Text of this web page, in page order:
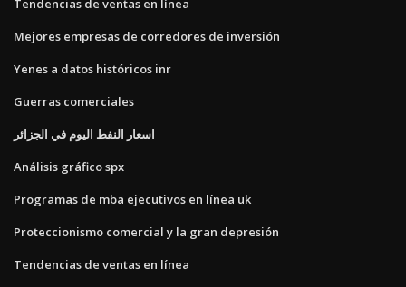
Tendencias de ventas en línea
Mejores empresas de corredores de inversión
Yenes a datos históricos inr
Guerras comerciales
اسعار النفط اليوم في الجزائر
Análisis gráfico spx
Programas de mba ejecutivos en línea uk
Proteccionismo comercial y la gran depresión
Tendencias de ventas en línea